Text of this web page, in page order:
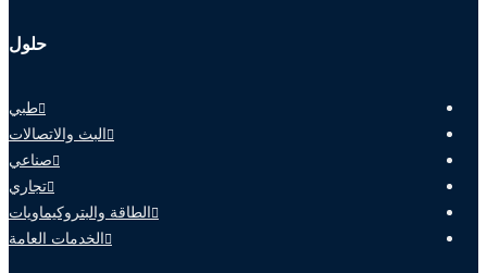
حلول
طبي
البث والاتصالات
صناعي
تجاري
الطاقة والبتروكيماويات
الخدمات العامة